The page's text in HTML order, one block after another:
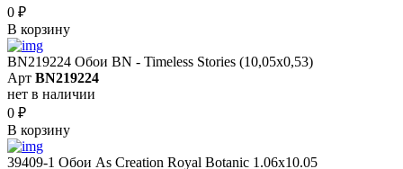
0 ₽
В корзину
BN219224 Обои BN - Timeless Stories (10,05x0,53)
Арт BN219224
нет в наличии
0 ₽
В корзину
39409-1 Обои As Creation Royal Botanic 1.06x10.05